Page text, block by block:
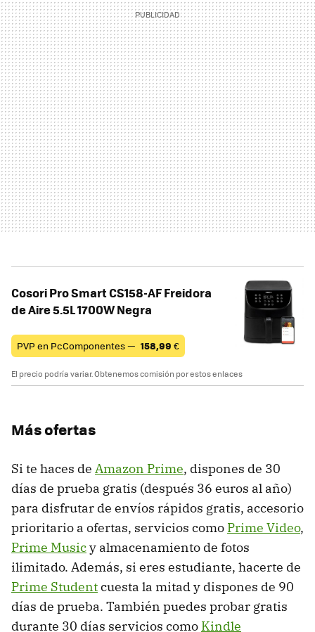
Cosori Pro Smart CS158-AF Freidora
de Aire 5.5L 1700W Negra
PVP en PcComponentes — 158,99 €
El precio podría variar. Obtenemos comisión por estos enlaces
Más ofertas
Si te haces de Amazon Prime, dispones de 30
días de prueba gratis (después 36 euros al año)
para disfrutar de envíos rápidos gratis, accesorio
prioritario a ofertas, servicios como Prime Video,
Prime Musicy almacenamiento de fotos
ilimitado. Además, si eres estudiante, hacerte de
Prime Studentcuesta la mitad y dispones de 90
días de prueba. También puedes probar gratis
durante 30 días servicios como Kindle